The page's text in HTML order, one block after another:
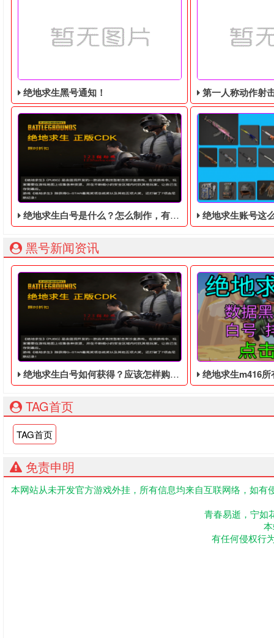
绝地求生黑号通知！
绝地求生黑号： 质保时间内找回换号！ 绝地求生白号： 四无
第一人称动作射击游戏《绝地
2036年，世界上
绝地求生白号是什么？怎么制作，有什么特点？
绝地求生是一个非常经典的射击类游戏，游戏在发行之后就
绝地求生账号这么
众所周知，在绝
黑号新闻资讯
绝地求生白号如何获得？应该怎样购买？ 绝地求生m416所有皮肤
TAG首页
TAG首页
免责申明
本网站从未开发官方游戏外挂，所有信息均来自互联网络，如
青春易逝，宁如
有任何侵权行